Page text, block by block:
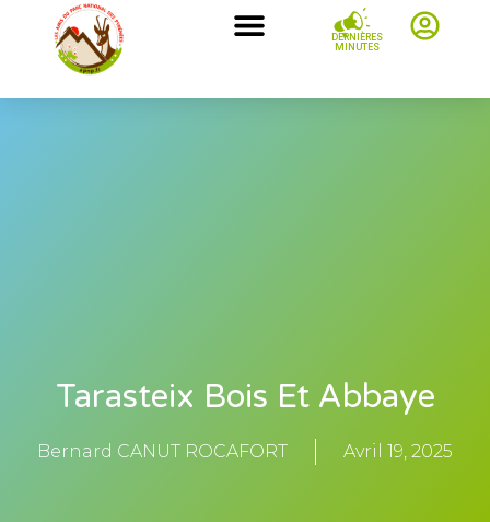
DERNIÈRES
MINUTES
Tarasteix Bois Et Abbaye
Bernard CANUT ROCAFORT Avril 19, 2025